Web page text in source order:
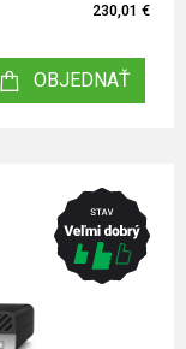
230,01 €
OBJEDNAŤ